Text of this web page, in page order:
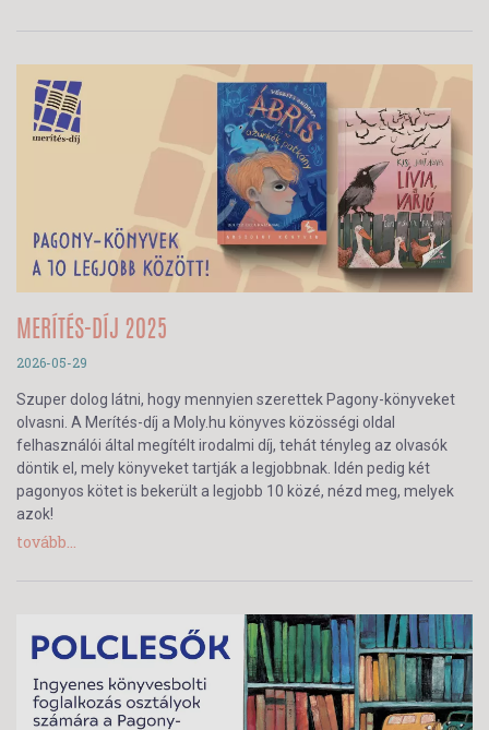
MERÍTÉS-DÍJ 2025
2026-05-29
Szuper dolog látni, hogy mennyien szerettek Pagony-könyveket
olvasni. A Merítés-díj a Moly.hu könyves közösségi oldal
felhasználói által megítélt irodalmi díj, tehát tényleg az olvasók
döntik el, mely könyveket tartják a legjobbnak. Idén pedig két
pagonyos kötet is bekerült a legjobb 10 közé, nézd meg, melyek
azok!
tovább...